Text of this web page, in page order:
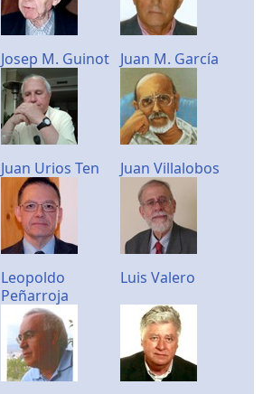
Josep M. Guinot Juan M. García
Juan Urios Ten Juan Villalobos
Leopoldo
Peñarroja
Luis Valero